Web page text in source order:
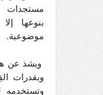
مستجدات
بنوعها
موضوعية.
ويشذ عن
وبقدرات
وتستخدمه